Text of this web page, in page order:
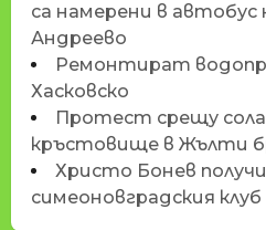
са намерени в автобус
Андреево
Ремонтират
Хасковско
Протест срещу
кръстовище в Жълти
Христо Бонев
симеоновградския